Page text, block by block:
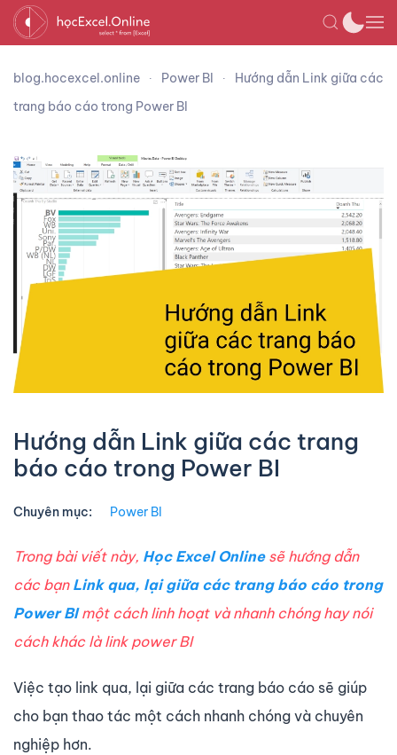
blog.hocexcel.online Power BI
Hướng dẫn Link giữa các
trang báo cáo trong Power BI
Hướng dẫn Link giữa các trang
báo cáo trong Power BI
Chuyên mục: Power BI
Trong bài viết này, Học Excel Online sẽ hướng dẫn
các bạn Link qua, lại giữa các trang báo cáo trong
Power BI một cách linh hoạt và nhanh chóng hay nói
cách khác là link power BI
Việc tạo link qua, lại giữa các trang báo cáo sẽ giúp
cho bạn thao tác một cách nhanh chóng và chuyên
nghiệp hơn.